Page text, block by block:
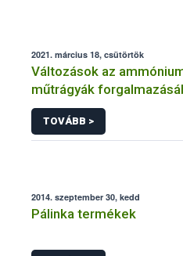
2021. március 18, csütörtök
Változások az
műtrágyák
TOVÁBB >
2014. szeptember 30, kedd
Pálinka termékek